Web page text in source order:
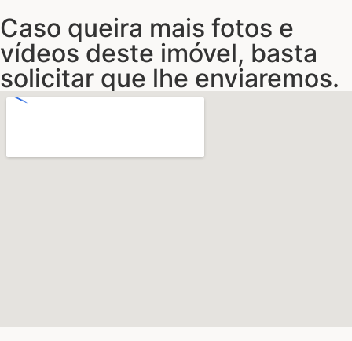
Caso queira mais fotos e
vídeos deste imóvel, basta
solicitar que lhe enviaremos.